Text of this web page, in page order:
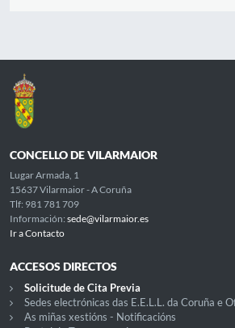
CONCELLO DE VILARMAIOR
Lugar Armada, 1
15637 Vilarmaior - A Coruña
Tlf: 981 781 709
Información: sede@vilarmaior.es
Ir a Contacto
ACCESOS DIRECTOS
Solicitude de Cita Previa
Sedes electrónicas das E.E.L.L. da Coruña e
As miñas xestións - Notificacións